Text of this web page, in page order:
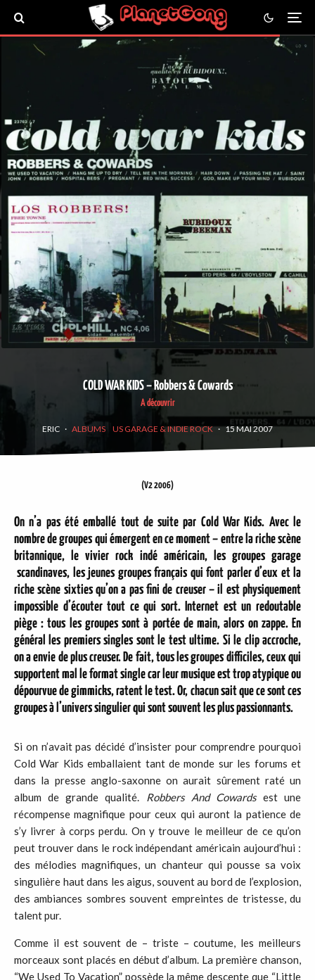
COLD WAR KIDS – Robbers & Cowards
A découvrir
ERIC · ALBUMS US GARAGE & INDIE ROCK · 15 MAI 2007
(V2 2006)
On n’a pas été emballé tout de suite par Cold War Kids. Avec le
nombre de groupes qui émergent en ce moment – entre la riche scène
britannique, le vivier rock indé américain, les groupes garage
scandinaves, les jeunes groupes français qui font parler d’eux et la
riche scène sixties qu’on a pas fini de creuser – il est physiquement
impossible d’écouter tout ce qui sort. Internet est un redoutable
piège : tous les groupes sont à portée de main, alors on zappe. En
général les premiers singles sont le test ultime. Si le clip accroche,
on a envie de plus creuser. De fait, tous les groupes difficiles, ceux qui
supportent mal le format single car leur musique est trop atypique ou
dépourvue de gimmicks, ratent le test. Or, chacun sait que ce sont ces
groupes à l’univers singulier qui sont souvent les plus passionnants.
Si on n’avait pas décidé d’insister pour comprendre pourquoi
Cold War Kids emballaient tant de monde sur les forums et
dans la presse anglo-saxonne on aurait sûrement raté un
album de grande qualité. Robbers And Cowardsest une
récompense magnifique pour ceux qui auront la patience de
s’y livrer à corps perdu. On y trouve le meilleur de ce qu’on
peut trouver dans le rock indépendant américain aujourd’hui :
des mélodies magnifiques, un chanteur qui pousse sa voix
singulière haut dans les aigus, souvent au bord de l’explosion,
des ambiances sombres souvent empreintes de tristesse, du
talent pur.
Comme il est souvent de – triste – coutume, les meilleurs
morceaux sont placés en début d’album. La première chanson,
“We Used To Vacation” possède la même descente que “Little